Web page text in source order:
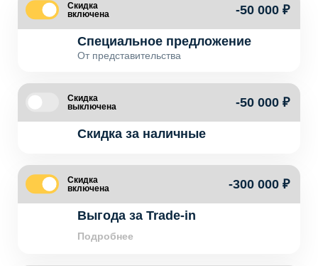
Скидка
включена
-50 000 ₽
Специальное предложение
От представительства
Скидка
выключена
-50 000 ₽
Скидка за наличные
Скидка
включена
-300 000 ₽
Выгода за Trade-in
Подробнее